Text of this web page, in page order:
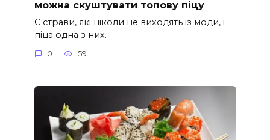
можна скуштувати топову піцу
Є страви, які ніколи не виходять із моди, і
піца одна з них.
0 59